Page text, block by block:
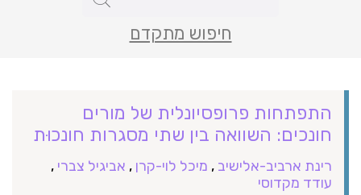
חיפוש מתקדם
התפתחות פרופסיונלית של מורים
חונכים: השוואה בין שתי מסגרות חונכוּת
רינת ארביב-אלישיב , מיכל לוי-קרן , אביגיל צברי ,
עודד מקדוסי